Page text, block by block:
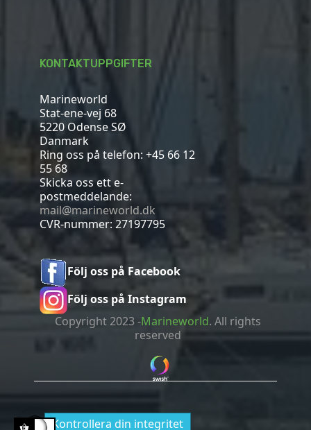
KONTAKTUPPGIFTER
Marineworld
Stat-ene-vej 68
5220 Odense SØ
Danmark
Ring oss på telefon: +45 66 12
55 68
Skicka oss ett e-
postmeddelande:
mail@marineworld.dk
CVR-nummer: 27197795
Följ oss på Facebook
Följ oss på Instagram
Copyright 2023 -Marineworld. All rights
reserved
Kontrollera din integritet